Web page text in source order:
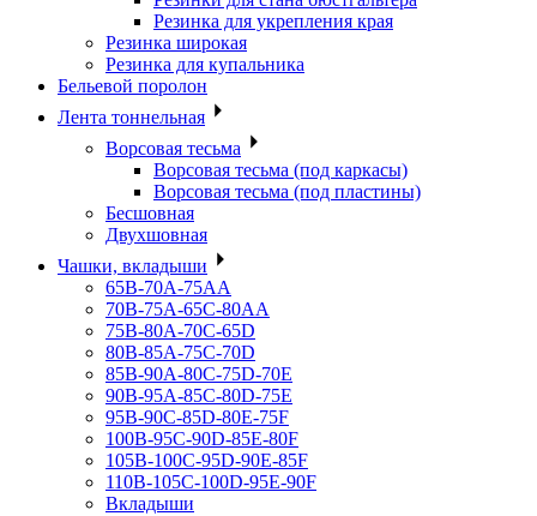
Резинка для укрепления края
Резинка широкая
Резинка для купальника
Бельевой поролон
Лента тоннельная
Ворсовая тесьма
Ворсовая тесьма (под каркасы)
Ворсовая тесьма (под пластины)
Бесшовная
Двухшовная
Чашки, вкладыши
65B-70A-75АА
70В-75А-65С-80АА
75В-80А-70С-65D
80В-85А-75С-70D
85В-90А-80С-75D-70E
90B-95A-85C-80D-75E
95B-90C-85D-80E-75F
100B-95C-90D-85E-80F
105B-100C-95D-90E-85F
110B-105C-100D-95E-90F
Вкладыши